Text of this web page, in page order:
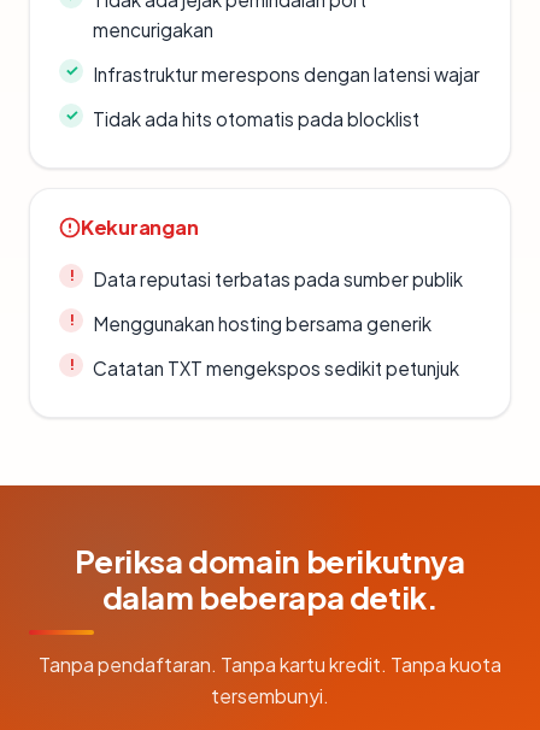
mencurigakan
Infrastruktur merespons dengan latensi wajar
Tidak ada hits otomatis pada blocklist
Kekurangan
Data reputasi terbatas pada sumber publik
Menggunakan hosting bersama generik
Catatan TXT mengekspos sedikit petunjuk
Periksa domain berikutnya
dalam beberapa detik.
Tanpa pendaftaran. Tanpa kartu kredit. Tanpa kuota
tersembunyi.